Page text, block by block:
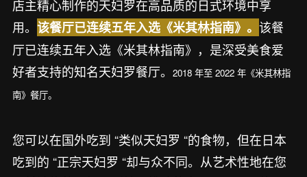
店主精心制作的天妇罗在高品质的日式环境中享
用。 该餐厅已连续五年入选《米其林指南》。 该餐
厅已连续五年入选《米其林指南》，是深受美食爱
好者支持的知名天妇罗餐厅。 2018 年至 2022 年《米其林指
南》餐厅。
您可以在国外吃到 “类似天妇罗 “的食物，但在日本
吃到的 “正宗天妇罗 “却与众不同。从艺术性地在您